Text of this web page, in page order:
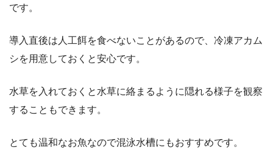
です。
導入直後は人工餌を食べないことがあるので、冷凍アカム
シを用意しておくと安心です。
水草を入れておくと水草に絡まるように隠れる様子を観察
することもできます。
とても温和なお魚なので混泳水槽にもおすすめです。